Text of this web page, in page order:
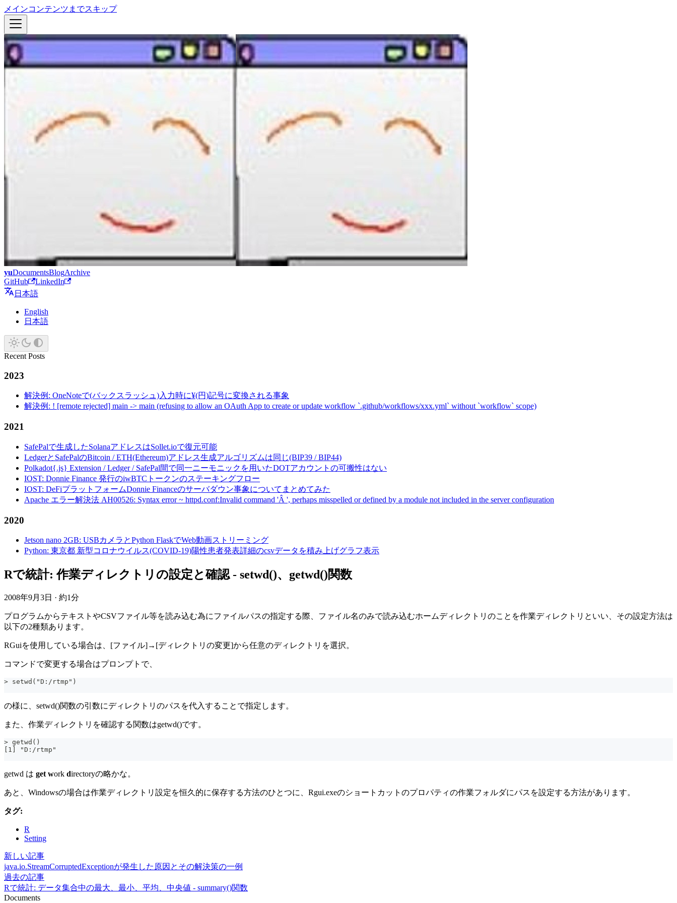
メインコンテンツまでスキップ
yuDocumentsBlogArchive
GitHub
LinkedIn
日本語
English
日本語
Recent Posts
2023
解決例: OneNoteで(バックスラッシュ)入力時に¥(円)記号に変換される事象
解決例: ! [remote rejected] main -> main (refusing to allow an OAuth App to create or update workflow `.github/workflows/xxx.yml` without `workflow` scope)
2021
SafePalで生成したSolanaアドレスはSollet.ioで復元可能
LedgerとSafePalのBitcoin / ETH(Ethereum)アドレス生成アルゴリズムは同じ(BIP39 / BIP44)
Polkadot{.js} Extension / Ledger / SafePal間で同一ニーモニックを用いたDOTアカウントの可搬性はない
IOST: Donnie Finance 発行のiwBTCトークンのステーキングフロー
IOST: DeFiプラットフォームDonnie Financeのサーバダウン事象についてまとめてみた
Apache エラー解決法 AH00526: Syntax error ~ httpd.conf:Invalid command 'Â ', perhaps misspelled or defined by a module not included in the server configuration
2020
Jetson nano 2GB: USBカメラとPython FlaskでWeb動画ストリーミング
Python: 東京都 新型コロナウイルス(COVID-19)陽性患者発表詳細のcsvデータを積み上げグラフ表示
Rで統計: 作業ディレクトリの設定と確認 - setwd()、getwd()関数
2008年9月3日 · 約1分
プログラムからテキストやCSVファイル等を読み込む為にファイルパスの指定する際、ファイル名のみで読み込むホームディレクトリのことを作業ディレクトリといい、その設定方法は
以下の2種類あります。
RGuiを使用している場合は、[ファイル]→[ディレクトリの変更]から任意のディレクトリを選択。
コマンドで変更する場合はプロンプトで、
> setwd("D:/rtmp")
の様に、setwd()関数の引数にディレクトリのパスを代入することで指定します。
また、作業ディレクトリを確認する関数はgetwd()です。
> getwd()
[1] "D:/rtmp"
getwd は get work directoryの略かな。
あと、Windowsの場合は作業ディレクトリ設定を恒久的に保存する方法のひとつに、Rgui.exeのショートカットのプロパティの作業フォルダにパスを設定する方法があります。
タグ:
R
Setting
新しい記事
java.io.StreamCorruptedExceptionが発生した原因とその解決策の一例
過去の記事
Rで統計: データ集合中の最大、最小、平均、中央値 - summary()関数
Documents